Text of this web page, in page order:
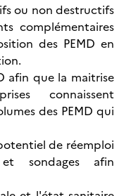
ou non destructifs
complémentaires
des PEMD en
afin que la maitrise
connaissent
des PEMD qui
de réemploi
sondages afin